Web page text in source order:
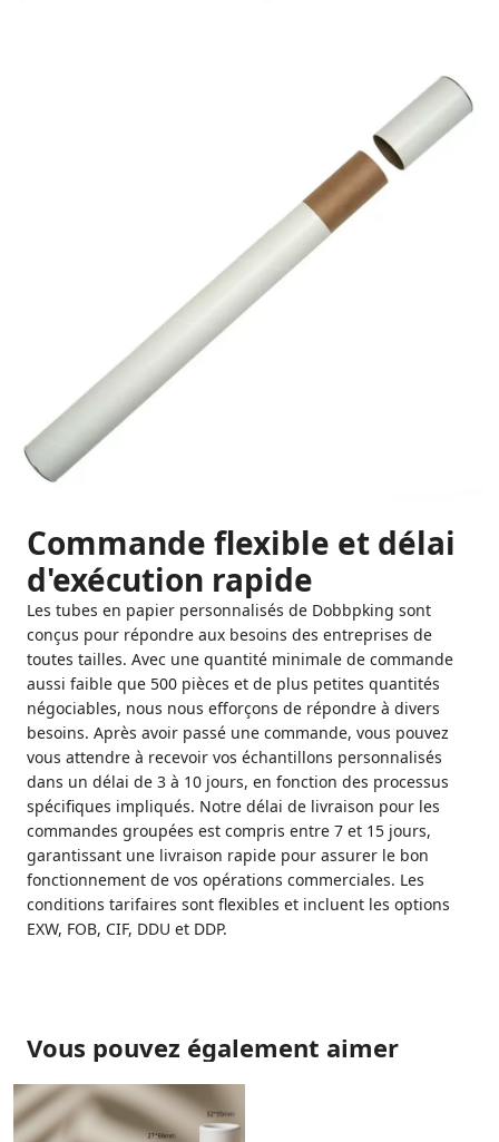
Commande flexible et délai
d'exécution rapide
Les tubes en papier personnalisés de Dobbpking sont
conçus pour répondre aux besoins des entreprises de
toutes tailles. Avec une quantité minimale de commande
aussi faible que 500 pièces et de plus petites quantités
négociables, nous nous efforçons de répondre à divers
besoins. Après avoir passé une commande, vous pouvez
vous attendre à recevoir vos échantillons personnalisés
dans un délai de 3 à 10 jours, en fonction des processus
spécifiques impliqués. Notre délai de livraison pour les
commandes groupées est compris entre 7 et 15 jours,
garantissant une livraison rapide pour assurer le bon
fonctionnement de vos opérations commerciales. Les
conditions tarifaires sont flexibles et incluent les options
EXW, FOB, CIF, DDU et DDP.
Vous pouvez également aimer